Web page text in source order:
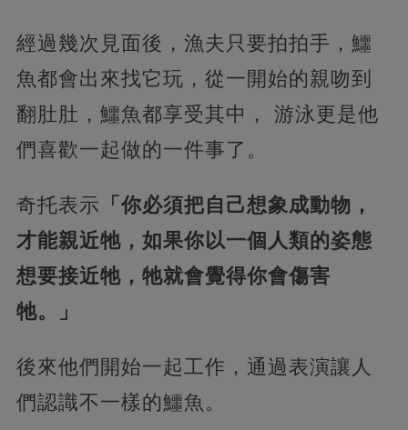
經過幾次見面後，漁夫只要拍拍手，鱷
魚都會出來找它玩，從一開始的親吻到
翻肚肚，鱷魚都享受其中， 游泳更是他
們喜歡一起做的一件事了。
奇托表示 「你必須把自己想象成動物，
才能親近牠，如果你以一個人類的姿態
想要接近牠，牠就會覺得你會傷害
牠。」
後來他們開始一起工作，通過表演讓人
們認識不一樣的鱷魚。